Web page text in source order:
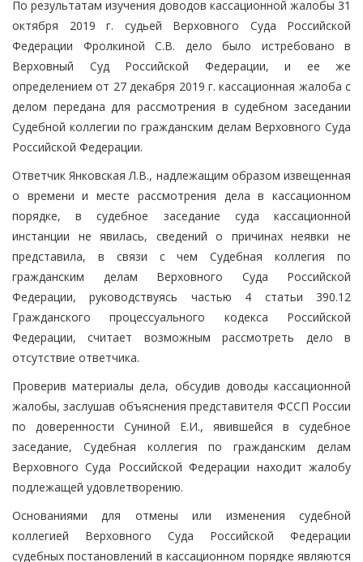
По результатам изучения доводов кассационной жалобы 31
октября 2019 г. судьей Верховного Суда Российской
Федерации Фролкиной С.В. дело было истребовано в
Верховный Суд Российской Федерации, и ее же
определением от 27 декабря 2019 г. кассационная жалоба с
делом передана для рассмотрения в судебном заседании
Судебной коллегии по гражданским делам Верховного Суда
Российской Федерации.
Ответчик Янковская Л.В., надлежащим образом извещенная
о времени и месте рассмотрения дела в кассационном
порядке, в судебное заседание суда кассационной
инстанции не явилась, сведений о причинах неявки не
представила, в связи с чем Судебная коллегия по
гражданским делам Верховного Суда Российской
Федерации, руководствуясь частью 4 статьи 390.12
Гражданского процессуального кодекса Российской
Федерации, считает возможным рассмотреть дело в
отсутствие ответчика.
Проверив материалы дела, обсудив доводы кассационной
жалобы, заслушав объяснения представителя ФССП России
по доверенности Суниной Е.И., явившейся в судебное
заседание, Судебная коллегия по гражданским делам
Верховного Суда Российской Федерации находит жалобу
подлежащей удовлетворению.
Основаниями для отмены или изменения судебной
коллегией Верховного Суда Российской Федерации
судебных постановлений в кассационном порядке являются